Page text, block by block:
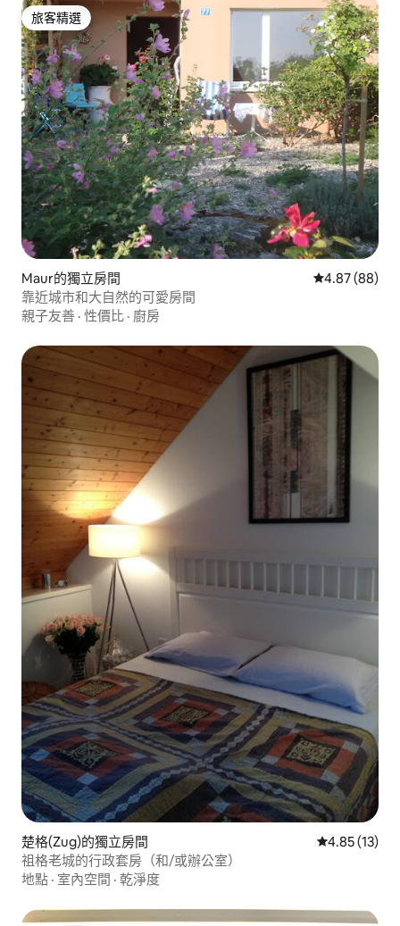
旅客精選
旅客精選
Maur的獨立房間 從 88 則評價
4.87 (88)
靠近城市和大自然的可愛房間
親子友善 · 性價比 · 廚房
楚格(Zug)的獨立房間 從 13 則評價
4.85 (13)
祖格老城的行政套房（和/或辦公室）
地點 · 室內空間 · 乾淨度